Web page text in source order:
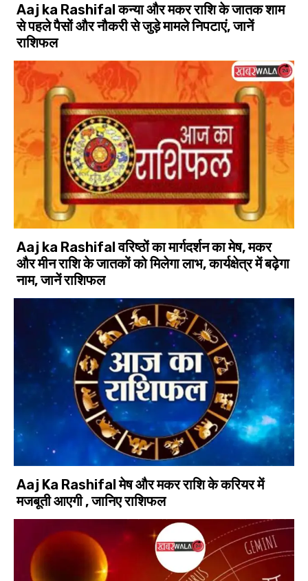
Aaj ka Rashifal कन्या और मकर राशि के जातक शाम
से पहले पैसों और नौकरी से जुड़े मामले निपटाएं, जानें
राशिफल
Aaj ka Rashifal वरिष्ठों का मार्गदर्शन का मेष, मकर
और मीन राशि के जातकों को मिलेगा लाभ, कार्यक्षेत्र में बढ़ेगा
नाम, जानें राशिफल
Aaj Ka Rashifal मेष और मकर राशि के करियर में
मजबूती आएगी , जानिए राशिफल